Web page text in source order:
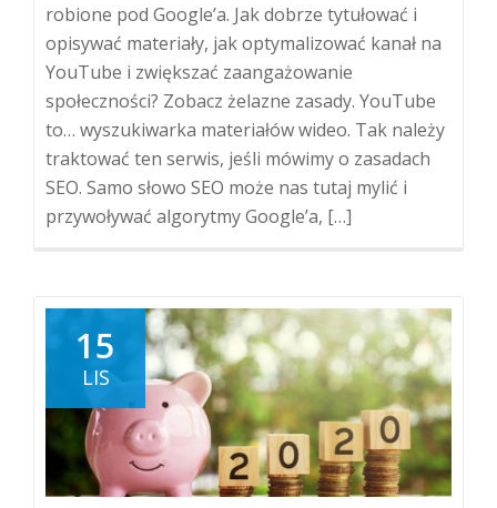
robione pod Google’a. Jak dobrze tytułować i
opisywać materiały, jak optymalizować kanał na
YouTube i zwiększać zaangażowanie
społeczności? Zobacz żelazne zasady. YouTube
to… wyszukiwarka materiałów wideo. Tak należy
traktować ten serwis, jeśli mówimy o zasadach
SEO. Samo słowo SEO może nas tutaj mylić i
przywoływać algorytmy Google’a, […]
15
LIS